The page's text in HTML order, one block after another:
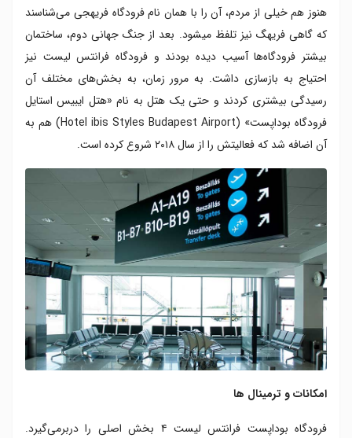
هنوز هم خیلی از مردم، آن را با همان نام فرودگاه فریهجی می‌شناسند
که گاهی فریهگ نیز تلفظ می‎شود. بعد از جنگ جهانی دوم، ساختمان
بیشتر فرودگاه‌ها آسیب دیده بودند و فرودگاه فرانتس لیست نیز
احتیاج به بازسازی داشت. به مرور زمان، به بخش‌های مختلف آن
رسیدگی بیشتری کردند و حتی یک هتل به نام «هتل ایبیس استایل
فرودگاه بوداپست» (Hotel ibis Styles Budapest Airport) هم به
آن اضافه شد که فعالیتش را از سال ۲۰۱۸ شروع کرده است.
امکانات و ترمینال ها
فرودگاه بوداپست فرانتس لیست ۴ بخش اصلی را دربرمی‌گیرد.